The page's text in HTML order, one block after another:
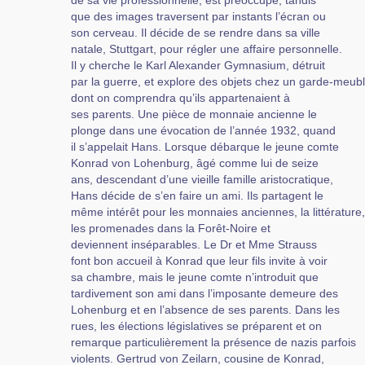
que des images traversent par instants l’écran ou
son cerveau. Il décide de se rendre dans sa ville
natale, Stuttgart, pour régler une affaire personnelle.
Il y cherche le Karl Alexander Gymnasium, détruit
par la guerre, et explore des objets chez un garde-
dont on comprendra qu’ils appartenaient à
ses parents. Une pièce de monnaie ancienne le
plonge dans une évocation de l’année 1932, quand
il s’appelait Hans. Lorsque débarque le jeune comte
Konrad von Lohenburg, âgé comme lui de seize
ans, descendant d’une vieille famille aristocratique,
Hans décide de s’en faire un ami. Ils partagent le
même intérêt pour les monnaies anciennes, la littérature,
les promenades dans la Forêt-Noire et
deviennent inséparables. Le Dr et Mme Strauss
font bon accueil à Konrad que leur fils invite à voir
sa chambre, mais le jeune comte n’introduit que
tardivement son ami dans l’imposante demeure des
Lohenburg et en l’absence de ses parents. Dans les
rues, les élections législatives se préparent et on
remarque particulièrement la présence de nazis parfois
violents. Gertrud von Zeilarn, cousine de Konrad,